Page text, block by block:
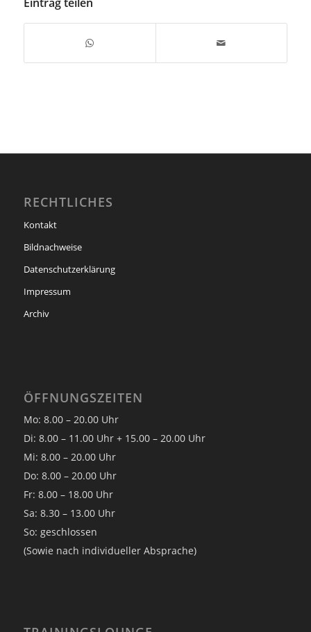
RECHTLICHES
Kontakt
Bildnachweise
Datenschutzerklärung
Impressum
Archiv
ÖFFNUNGSZEITEN
Mo: 8.00 – 20.00 Uhr
Di: 8.00 – 11.00 Uhr + 15.00 – 20.00 Uhr
Mi: 8.00 – 20.00 Uhr
Do: 8.00 – 20.00 Uhr
Fr: 8.00 – 18.00 Uhr
Sa: 8.30 – 13.00 Uhr
So: geschlossen
(Sowie nach individueller Absprache)